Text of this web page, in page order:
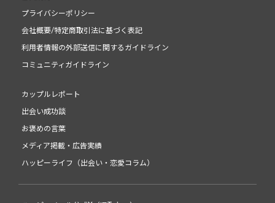
プライバシーポリシー
会社概要/特定商取引法に基づく表記
利用者情報の外部送信に関するガイドライン
コミュニティガイドライン
カップルレポート
出会い成功談
お褒めの言葉
メディア掲載・広告実績
ハッピーライフ（出会い・恋愛コラム）